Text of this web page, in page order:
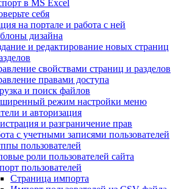
в MS Excel
себя
на портале и работа с ней
дизайна
и редактирование новых страниц
свойствами страниц и разделов
правами доступа
и поиск файлов
режим настройки меню
и авторизация
и разграничение прав
с учетными записями пользователей
пользователей
роли пользователей сайта
пользователей
Страница импорта